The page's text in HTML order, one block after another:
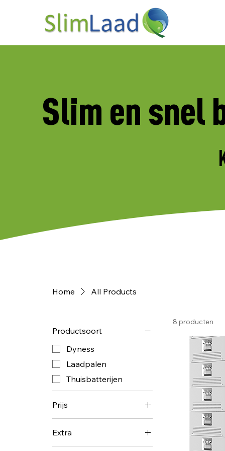
Slim en snel
Home All Products
Productsoort
Dyness
Laadpalen
Thuisbatterijen
Prijs
€ 955 € 10.122
Extra
8 producten